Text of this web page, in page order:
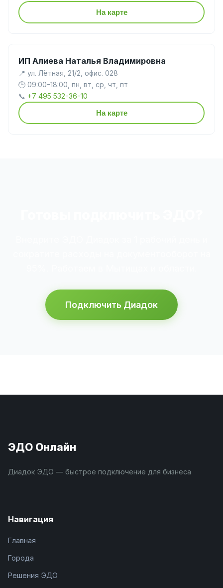
На карте
ИП Алиева Наталья Владимировна
📍 ул. Лётная, 21/2, офис. 028
🕒 09:00-18:00, пн, вт, ср, чт, пт
📞 +7 495 532-36-10
На карте
Подключить Диадок
ЭДО Онлайн
Диадок ЭДО — быстрое подключение для бизнеса
Навигация
Главная
Города
Решения ЭДО